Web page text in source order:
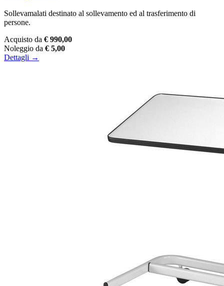
Sollevamalati destinato al sollevamento ed al trasferimento di
persone.
Acquisto da € 990,00
Noleggio da € 5,00
Dettagli →